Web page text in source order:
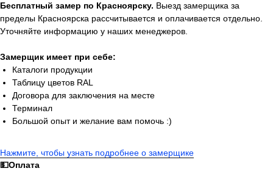
Бесплатный замер по Красноярску. Выезд замерщика за
пределы Красноярска рассчитывается и оплачивается отдельно.
Уточняйте информацию у наших менеджеров.
Замерщик имеет при себе:
Каталоги продукции
Таблицу цветов RAL
Договора для заключения на месте
Терминал
Большой опыт и желание вам помочь :)
Нажмите, чтобы узнать подробнее о замерщике
💵Оплата